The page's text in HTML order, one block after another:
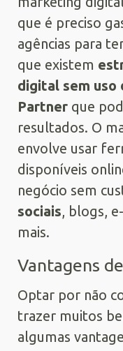
que é preciso
agências para
que existem
digital sem uso
Partner que
resultados. O
envolve usar
disponíveis
negócio sem
sociais, blogs,
mais.
Vantagens
Optar por não
trazer muitos
algumas